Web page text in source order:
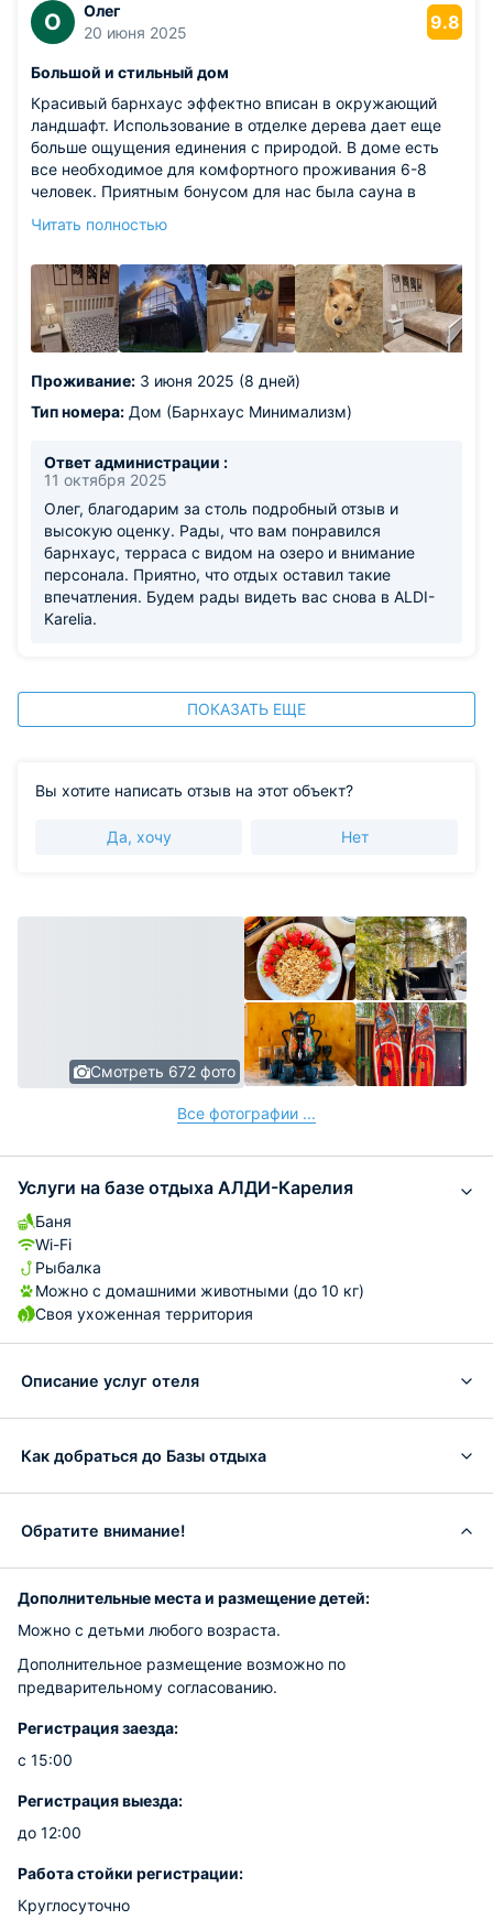
О
Олег
20 июня 2025
9.8
Большой и стильный дом
Красивый барнхаус эффектно вписан в окружающий
ландшафт. Использование в отделке дерева дает еще
больше ощущения единения с природой. В доме есть
все необходимое для комфортного проживания 6-8
человек. Приятным бонусом для нас была сауна в
утреннего кофе и вечернего бокала вина. Своя
велосипеды не позволяли нам лениться. Вежливый и
внимательный персонал. В этот дом хочется
возвращаться снова и снова.
Читать полностью
Проживание: 3 июня 2025 (8 дней)
Тип номера: Дом (Барнхаус Минимализм)
Ответ администрации :
11 октября 2025
Олег, благодарим за столь подробный отзыв и
высокую оценку. Рады, что вам понравился
барнхаус, терраса с видом на озеро и внимание
персонала. Приятно, что отдых оставил такие
впечатления. Будем рады видеть вас снова в ALDI-
Karelia.
ПОКАЗАТЬ ЕЩЕ
Вы хотите написать отзыв на этот объект?
Да, хочу Нет
Смотреть 672 фото
Все фотографии ...
Услуги на базе отдыха АЛДИ-Карелия
Баня
Wi-Fi
Рыбалка
Можно с домашними животными (до 10 кг)
Своя ухоженная территория
Описание услуг отеля
Как добраться до Базы отдыха
Обратите внимание!
Дополнительные места и размещение детей:
Можно с детьми любого возраста.
Дополнительное размещение возможно по
предварительному согласованию.
Регистрация заезда:
с 15:00
Регистрация выезда:
до 12:00
Работа стойки регистрации:
Круглосуточно